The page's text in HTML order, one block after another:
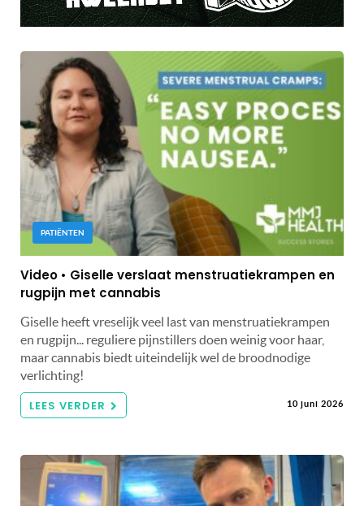
PATIËNTEN
Video • Giselle verslaat menstruatiekrampen en
rugpijn met cannabis
Giselle heeft vreselijk veel last van menstruatiekrampen
en rugpijn... reguliere pijnstillers doen weinig voor haar,
maar cannabis biedt uiteindelijk wel de broodnodige
verlichting!
LEES VERDER 10 juni 2026